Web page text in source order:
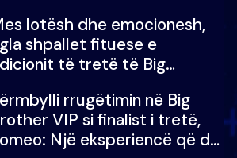
lotësh dhe emocionesh,
shpallet fituese e
të tretë të Big
rrugëtimin në Big
VIP si finalist i tretë,
Një eksperiencë që do